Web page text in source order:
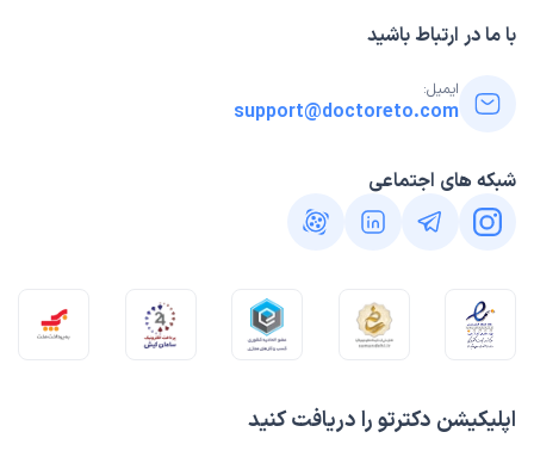
اپلیکیشن دکترتو را دریافت کنید
با ما در ارتباط باشید
ایمیل:
support@doctoreto.com
شبکه های اجتماعی